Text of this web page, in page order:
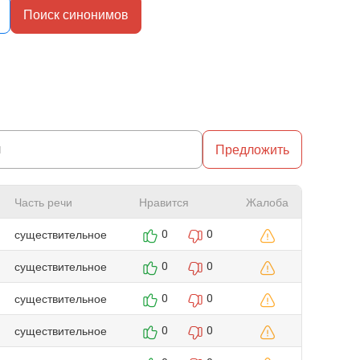
Поиск синонимов
Предложить
Часть речи Нравится
Жалоба
существительное
0 0
существительное 0 0
существительное 0 0
существительное 0 0